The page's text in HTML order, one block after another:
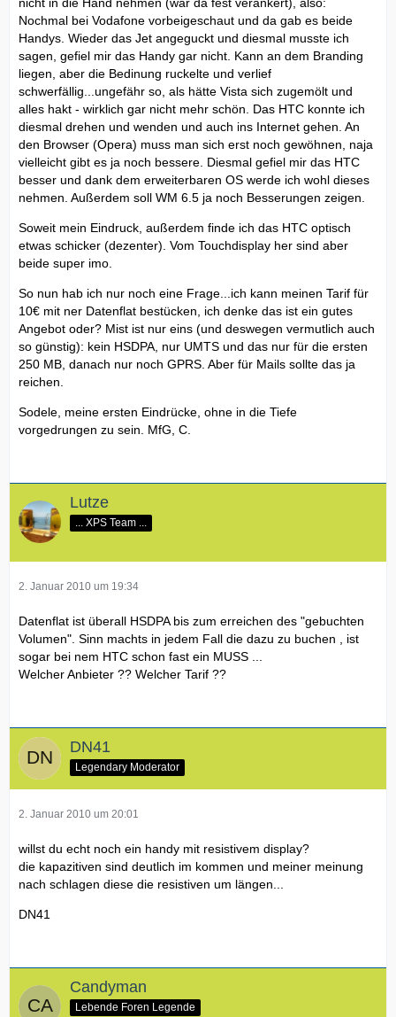
Nochmal bei Vodafone vorbeigeschaut und da gab es beide
Handys. Wieder das Jet angeguckt und diesmal musste ich
sagen, gefiel mir das Handy gar nicht. Kann an dem Branding
liegen, aber die Bedinung ruckelte und verlief
schwerfällig...ungefähr so, als hätte Vista sich zugemölt und
alles hakt - wirklich gar nicht mehr schön. Das HTC konnte ich
diesmal drehen und wenden und auch ins Internet gehen. An
den Browser (Opera) muss man sich erst noch gewöhnen, naja
vielleicht gibt es ja noch bessere. Diesmal gefiel mir das HTC
besser und dank dem erweiterbaren OS werde ich wohl dieses
nehmen. Außerdem soll WM 6.5 ja noch Besserungen zeigen.
Soweit mein Eindruck, außerdem finde ich das HTC optisch
etwas schicker (dezenter). Vom Touchdisplay her sind aber
beide super imo.
So nun hab ich nur noch eine Frage...ich kann meinen Tarif für
10€ mit ner Datenflat bestücken, ich denke das ist ein gutes
Angebot oder? Mist ist nur eins (und deswegen vermutlich auch
so günstig): kein HSDPA, nur UMTS und das nur für die ersten
250 MB, danach nur noch GPRS. Aber für Mails sollte das ja
reichen.
Sodele, meine ersten Eindrücke, ohne in die Tiefe
vorgedrungen zu sein. MfG, C.
Lutze
... XPS Team ...
2. Januar 2010 um 19:34
Datenflat ist überall HSDPA bis zum erreichen des "gebuchten
Volumen". Sinn machts in jedem Fall die dazu zu buchen , ist
sogar bei nem HTC schon fast ein MUSS ...
Welcher Anbieter ?? Welcher Tarif ??
DN41
Legendary Moderator
2. Januar 2010 um 20:01
willst du echt noch ein handy mit resistivem display?
die kapazitiven sind deutlich im kommen und meiner meinung
nach schlagen diese die resistiven um längen...
DN41
Candyman
Lebende Foren Legende